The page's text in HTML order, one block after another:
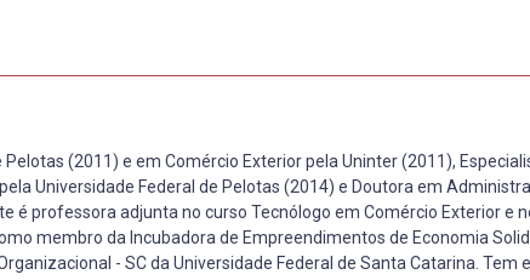
(2011) e em Comércio Exterior pela Uninter (2011),
Universidade Federal de Pelotas (2014) e Doutora em
é professora adjunta no curso Tecnólogo em Comércio Exterior e
membro da Incubadora de Empreendimentos de Economia
- SC da Universidade Federal de Santa Catarina. Tem